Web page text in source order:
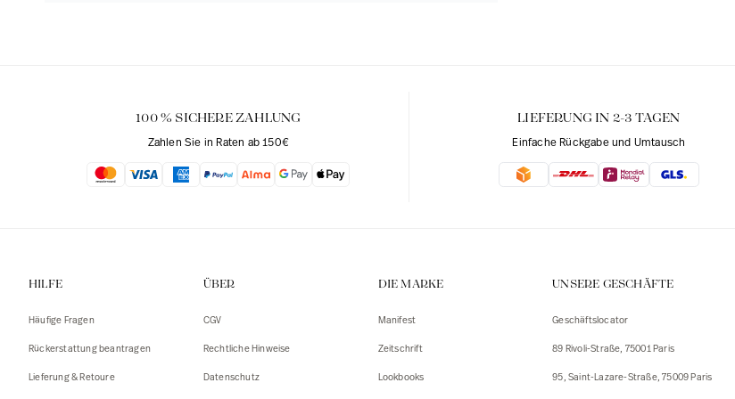
100 % SICHERE ZAHLUNG
Zahlen Sie in Raten ab 150€
LIEFERUNG IN 2-3 TAGEN
Einfache Rückgabe und Umtausch
HILFE
Häufige Fragen
Rückerstattung beantragen
Lieferung & Retoure
ÜBER
CGV
Rechtliche Hinweise
Datenschutz
DIE MARKE
Manifest
Zeitschrift
Lookbooks
UNSERE GESCHÄFTE
Geschäftslocator
89 Rivoli-Straße, 75001 Paris
95, Saint-Lazare-Straße, 75009 Paris